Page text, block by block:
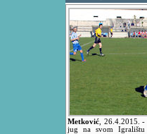
Metković 26.4.2015.-
jug na svom